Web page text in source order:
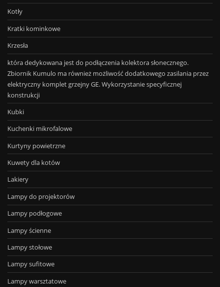
Kotły
Kratki kominkowe
Krzesła
która dedykowana jest do podłączenia kolektora słonecznego.
Zbiornik Kumulo ma również możliwość dodatkowego zasilania przez
elektryczny komplet grzejny GE. Wykorzystanie specyficznej
konstrukcji
Kubki
Kuchenki mikrofalowe
Kurtyny powietrzne
Kuwety dla kotów
Lakiery
Lampy do projektorów
Lampy podłogowe
Lampy ścienne
Lampy stołowe
Lampy sufitowe
Lampy warsztatowe